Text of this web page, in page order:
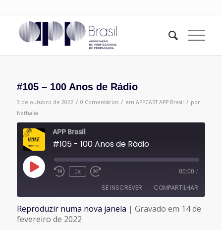
#105 – 100 Anos de Rádio
3 de outubro de 2022 / 0 Comentários / em APPCAST APP Brasil / por
Nathalia
APP Brasil
#105 - 100 Anos de Rádio
Reproduzir
episódio
1x 00:00 /
SE INSCREVER COMPARTILHAR
FEED RSS
COMPARTILHAR
Reproduzir numa nova janela | Gravado em 14 de
fevereiro de 2022